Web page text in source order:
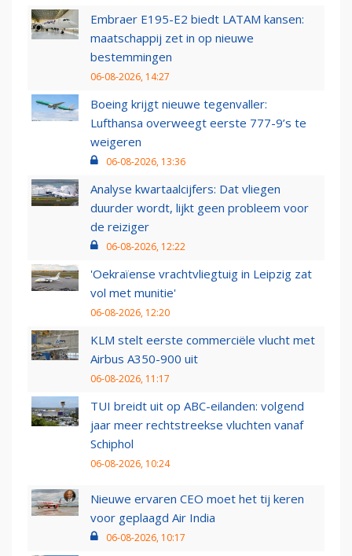
Embraer E195-E2 biedt LATAM kansen:
maatschappij zet in op nieuwe
bestemmingen
06-08-2026, 14:27
Boeing krijgt nieuwe tegenvaller:
Lufthansa overweegt eerste 777-9’s te
weigeren
06-08-2026, 13:36
Analyse kwartaalcijfers: Dat vliegen
duurder wordt, lijkt geen probleem voor
de reiziger
06-08-2026, 12:22
'Oekraïense vrachtvliegtuig in Leipzig zat
vol met munitie'
06-08-2026, 12:20
KLM stelt eerste commerciële vlucht met
Airbus A350-900 uit
06-08-2026, 11:17
TUI breidt uit op ABC-eilanden: volgend
jaar meer rechtstreekse vluchten vanaf
Schiphol
06-08-2026, 10:24
Nieuwe ervaren CEO moet het tij keren
voor geplaagd Air India
06-08-2026, 10:17